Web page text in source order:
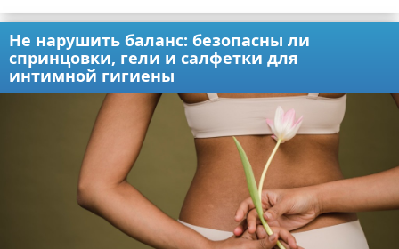
Не нарушить баланс: безопасны ли
спринцовки, гели и салфетки для
интимной гигиены